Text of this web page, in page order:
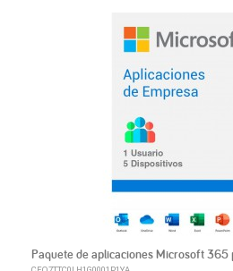
Paquete de aplicaciones Microsoft 365